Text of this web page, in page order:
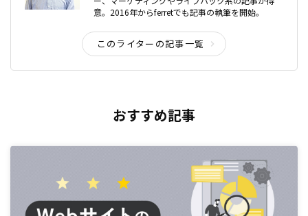
意。2016年からferretでも記事の執筆を開始。
このライターの記事一覧
おすすめ記事